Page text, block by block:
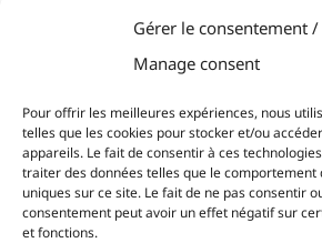
Gérer le consentement /
Manage consent
Pour offrir les meilleures expériences, nous
telles que les cookies pour stocker et/ou
appareils. Le fait de consentir à ces
traiter des données telles que le comportement
uniques sur ce site. Le fait de ne pas consentir
consentement peut avoir un effet négatif sur
et fonctions.